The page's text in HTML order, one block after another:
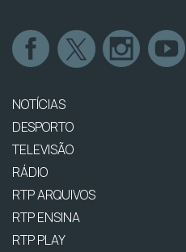
NOTÍCIAS
DESPORTO
TELEVISÃO
RÁDIO
RTP ARQUIVOS
RTP ENSINA
RTP PLAY